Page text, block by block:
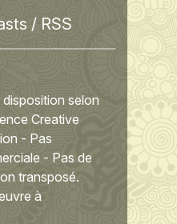
/ RSS
disposition selon
Creative
- Pas
- Pas de
transposé.
à